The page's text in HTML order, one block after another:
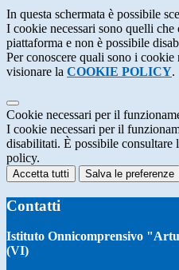
In questa schermata è possibile
I cookie necessari sono quelli
piattaforma e non è possibile
Per conoscere quali sono i
visionare la COOKIE POLICY.
Cookie necessari per il
I cookie necessari per il
disabilitati. È possibile consultare
policy.
Accetta tutti Salva le preferenze
Contatti
Istituto Onnicomprensivo
(VI)